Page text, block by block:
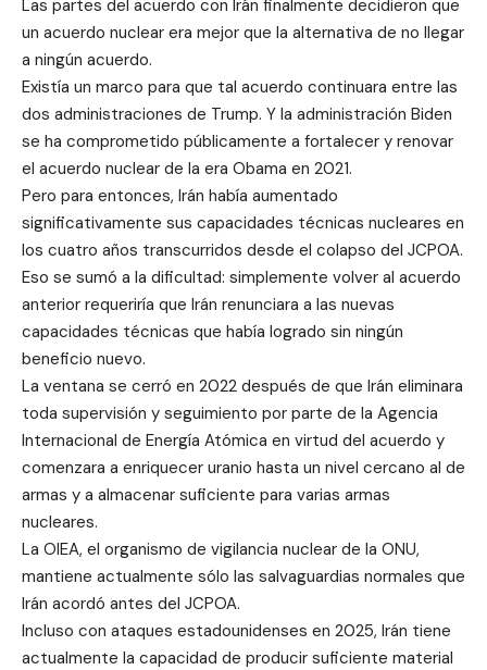
Las partes del acuerdo con Irán finalmente decidieron que
un acuerdo nuclear era mejor que la alternativa de no llegar
a ningún acuerdo.
Existía un marco para que tal acuerdo continuara entre las
dos administraciones de Trump. Y la administración Biden
se ha comprometido públicamente a fortalecer y renovar
el acuerdo nuclear de la era Obama en 2021.
Pero para entonces, Irán había aumentado
significativamente sus capacidades técnicas nucleares en
los cuatro años transcurridos desde el colapso del JCPOA.
Eso se sumó a la dificultad: simplemente volver al acuerdo
anterior requeriría que Irán renunciara a las nuevas
capacidades técnicas que había logrado sin ningún
beneficio nuevo.
La ventana se cerró en 2022 después de que Irán eliminara
toda supervisión y seguimiento por parte de la Agencia
Internacional de Energía Atómica en virtud del acuerdo y
comenzara a enriquecer uranio hasta un nivel cercano al de
armas y a almacenar suficiente para varias armas
nucleares.
La OIEA, el organismo de vigilancia nuclear de la ONU,
mantiene actualmente sólo las salvaguardias normales que
Irán acordó antes del JCPOA.
Incluso con ataques estadounidenses en 2025, Irán tiene
actualmente la capacidad de producir suficiente material